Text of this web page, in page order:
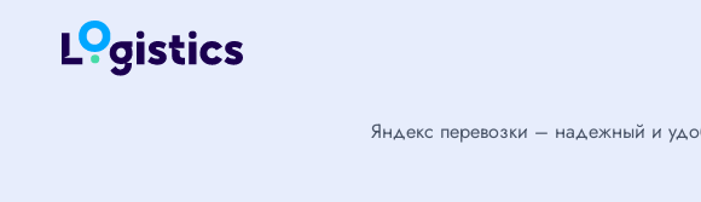
Перейти
Яндекс перевозки – надежный и